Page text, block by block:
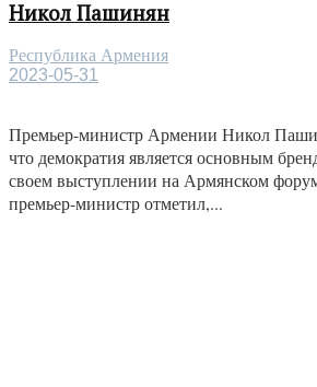
Никол Пашинян
Республика Армения
2023-05-31
Премьер-министр Армении Никол
что демократия является основным
своем выступлении на Армянском
премьер-министр отметил,...